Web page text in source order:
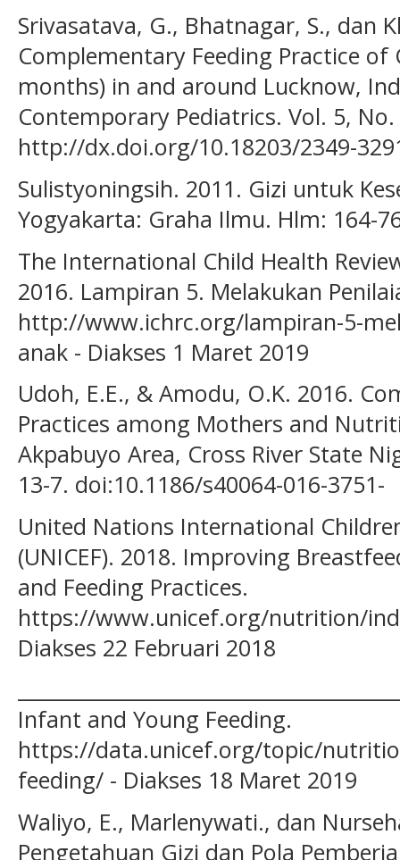
Srivasatava, G., Bhatnagar, S., dan
Complementary Feeding Practice
months) in and around Lucknow,
Contemporary Pediatrics. Vol. 5,
http://dx.doi.org/10.18203/2349-
Sulistyoningsih. 2011. Gizi untuk
Yogyakarta: Graha Ilmu. Hlm: 164-
The International Child Health
2016. Lampiran 5. Melakukan
http://www.ichrc.org/lampiran-5-
anak - Diakses 1 Maret 2019
Udoh, E.E., & Amodu, O.K. 2016.
Practices among Mothers and
Akpabuyo Area, Cross River State
13-7. doi:10.1186/s40064-016-3751-
United Nations International
(UNICEF). 2018. Improving
and Feeding Practices.
https://www.unicef.org/nutrition/
Diakses 22 Februari 2018
Infant and Young Feeding.
https://data.unicef.org/topic/
feeding/ - Diakses 18 Maret 2019
Waliyo, E., Marlenywati., dan
Pengetahuan Gizi dan Pola